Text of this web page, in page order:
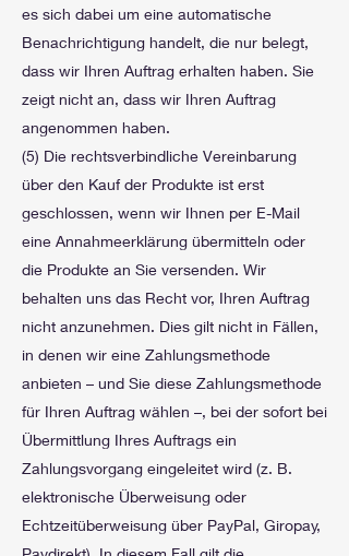
es sich dabei um eine automatische
Benachrichtigung handelt, die nur belegt,
dass wir Ihren Auftrag erhalten haben. Sie
zeigt nicht an, dass wir Ihren Auftrag
angenommen haben.
(5) Die rechtsverbindliche Vereinbarung
über den Kauf der Produkte ist erst
geschlossen, wenn wir Ihnen per E-Mail
eine Annahmeerklärung übermitteln oder
die Produkte an Sie versenden. Wir
behalten uns das Recht vor, Ihren Auftrag
nicht anzunehmen. Dies gilt nicht in Fällen,
in denen wir eine Zahlungsmethode
anbieten – und Sie diese Zahlungsmethode
für Ihren Auftrag wählen –, bei der sofort bei
Übermittlung Ihres Auftrags ein
Zahlungsvorgang eingeleitet wird (z. B.
elektronische Überweisung oder
Echtzeitüberweisung über PayPal, Giropay,